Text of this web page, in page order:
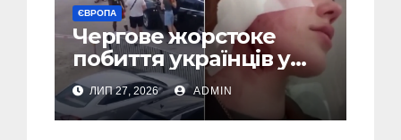
ЄВРОПА
Чергове жорстоке
побиття українців у
Польші: перші
затримання (Відео,
Фото)
ЛИП 27, 2026 ADMIN